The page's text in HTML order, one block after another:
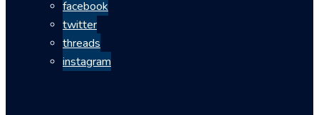
facebook
twitter
threads
instagram